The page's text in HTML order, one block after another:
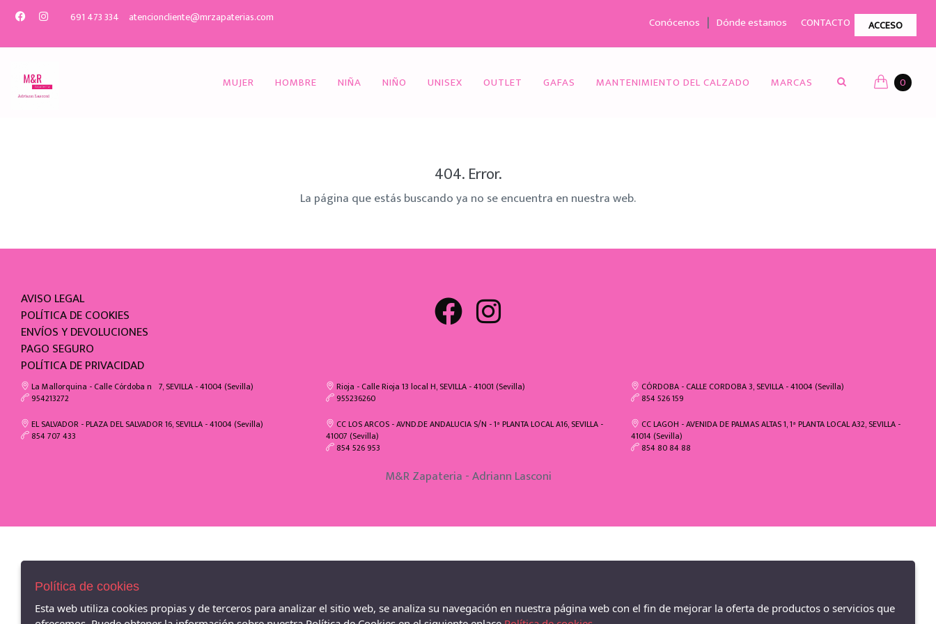
691 473 334 atencioncliente@mrzapaterias.com Conócenos | Dónde estamos CONTACTO ACCESO
MUJER HOMBRE NIÑA NIÑO UNISEX OUTLET GAFAS MANTENIMIENTO DEL CALZADO MARCAS 0
404. Error.
La página que estás buscando ya no se encuentra en nuestra web.
AVISO LEGAL
POLÍTICA DE COOKIES
ENVÍOS Y DEVOLUCIONES
PAGO SEGURO
POLÍTICA DE PRIVACIDAD
La Mallorquina - Calle Córdoba nº7, SEVILLA - 41004 (Sevilla)
954213272
Rioja - Calle Rioja 13 local H, SEVILLA - 41001 (Sevilla)
955236260
CÓRDOBA - CALLE CORDOBA 3, SEVILLA - 41004 (Sevilla)
854 526 159
EL SALVADOR - PLAZA DEL SALVADOR 16, SEVILLA - 41004 (Sevilla)
854 707 433
CC LOS ARCOS - AVND.DE ANDALUCIA S/N - 1ª PLANTA LOCAL A16, SEVILLA -
41007 (Sevilla)
854 526 953
CC LAGOH - AVENIDA DE PALMAS ALTAS 1, 1ª PLANTA LOCAL A32, SEVILLA -
41014 (Sevilla)
854 80 84 88
M&R Zapateria - Adriann Lasconi
Política de cookies
Esta web utiliza cookies propias y de terceros para analizar el sitio web, se analiza su navegación en nuestra página web con el fin de mejorar la oferta de productos o servicios que